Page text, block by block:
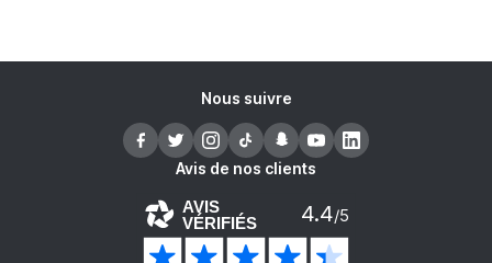
Nous suivre
Avis de nos clients
AVIS
VÉRIFIÉS 4.4/5